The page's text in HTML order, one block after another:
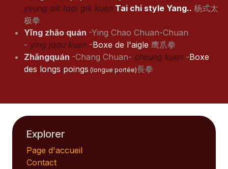
yeung sik taai gik kuen Tai chi style Yang.. 杨式太
极拳
Yīng zhǎo quán -Ying Chao Chuan-Chuan
- ying jaau kuen -Boxe de l'aigle 鹰爪拳
Zhǎngquán -Chang Chuan- cheung kuen -Boxe
des longs poings (longue portée)長拳
Explorer
Page d'accueil
Contact